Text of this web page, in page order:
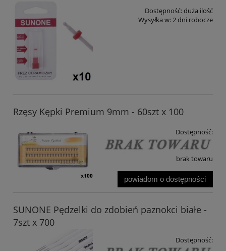
Dostępność:duża ilość
Wysyłka w:2 dni robocze
Rzęsy Kępki Premium 9mm - 60szt x 100
Dostępność:
brak towaru
powiadom o dostępności
SUNONE Pędzelki do zdobień paznokci białe -
7szt x 700
Dostępność: